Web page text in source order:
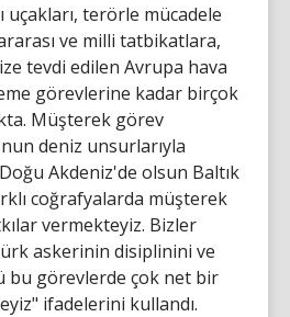
uçakları, terörle mücadele
ve milli tatbikatlara,
tevdi edilen Avrupa hava
görevlerine kadar birçok
Müşterek görev
deniz unsurlarıyla
Akdeniz'de olsun Baltık
coğrafyalarda müşterek
vermekteyiz. Bizler
askerinin disiplinini ve
bu görevlerde çok net bir
ifadelerini kullandı.